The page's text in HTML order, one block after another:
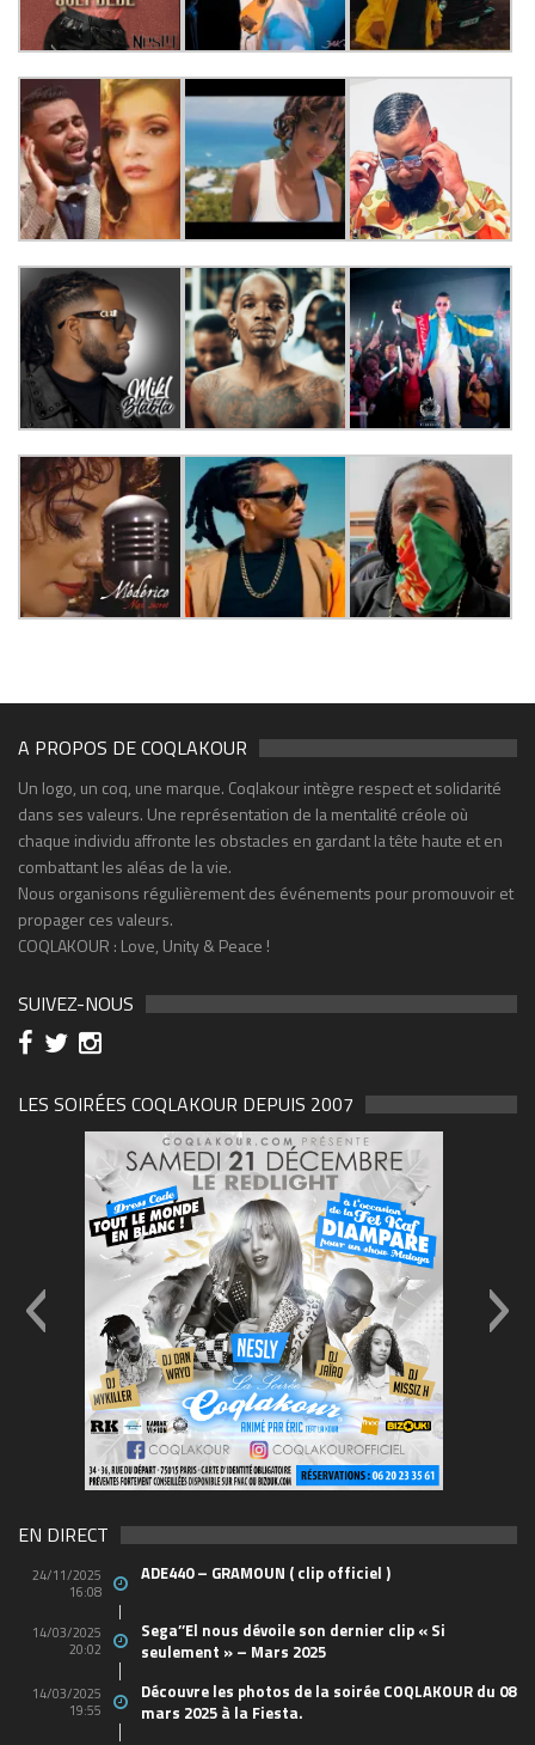
A PROPOS DE COQLAKOUR
Un logo, un coq, une marque. Coqlakour intègre respect et solidarité
dans ses valeurs. Une représentation de la mentalité créole où
chaque individu affronte les obstacles en gardant la tête haute et en
combattant les aléas de la vie.
Nous organisons régulièrement des événements pour promouvoir et
propager ces valeurs.
COQLAKOUR : Love, Unity & Peace !
SUIVEZ-NOUS
LES SOIRÉES COQLAKOUR DEPUIS 2007
(1)
EN DIRECT
24/11/2025
16:08
ADE440 – GRAMOUN ( clip officiel )
14/03/2025
20:02
Sega’’El nous dévoile son dernier clip « Si
seulement » – Mars 2025
14/03/2025
19:55
Découvre les photos de la soirée COQLAKOUR du 08
mars 2025 à la Fiesta.